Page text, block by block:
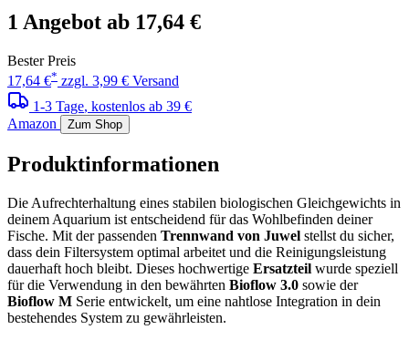
1 Angebot ab 17,64 €
Bester Preis
17,64 €* zzgl. 3,99 € Versand
1-3 Tage, kostenlos ab 39 €
Amazon
Zum Shop
Produktinformationen
Die Aufrechterhaltung eines stabilen biologischen Gleichgewichts in
deinem Aquarium ist entscheidend für das Wohlbefinden deiner
Fische. Mit der passenden Trennwand von Juwel stellst du sicher,
dass dein Filtersystem optimal arbeitet und die Reinigungsleistung
dauerhaft hoch bleibt. Dieses hochwertige Ersatzteil wurde speziell
für die Verwendung in den bewährten Bioflow 3.0 sowie der
Bioflow M Serie entwickelt, um eine nahtlose Integration in dein
bestehendes System zu gewährleisten.